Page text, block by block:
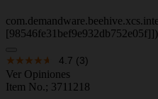
[98546fe31bef9e932db752e05f]])
4.7 (3)
Ver Opiniones
Item No.; 3711218